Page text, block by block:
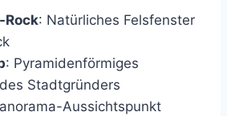
: Natürliches Felsfenster
: Pyramidenförmiges
Stadtgründers
Aussichtspunkt